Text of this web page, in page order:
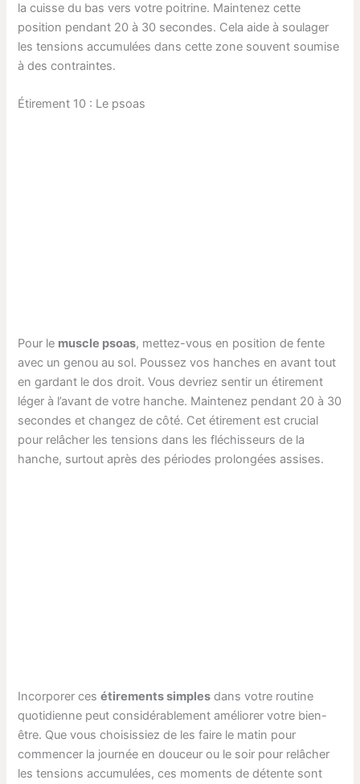
la cuisse du bas vers votre poitrine. Maintenez cette
position pendant 20 à 30 secondes. Cela aide à soulager
les tensions accumulées dans cette zone souvent soumise
à des contraintes.
Étirement 10 : Le psoas
Pour le muscle psoas, mettez-vous en position de fente
avec un genou au sol. Poussez vos hanches en avant tout
en gardant le dos droit. Vous devriez sentir un étirement
léger à l’avant de votre hanche. Maintenez pendant 20 à 30
secondes et changez de côté. Cet étirement est crucial
pour relâcher les tensions dans les fléchisseurs de la
hanche, surtout après des périodes prolongées assises.
Incorporer cesétirements simples dans votre routine
quotidienne peut considérablement améliorer votre bien-
être. Que vous choisissiez de les faire le matin pour
commencer la journée en douceur ou le soir pour relâcher
les tensions accumulées, ces moments de détente sont